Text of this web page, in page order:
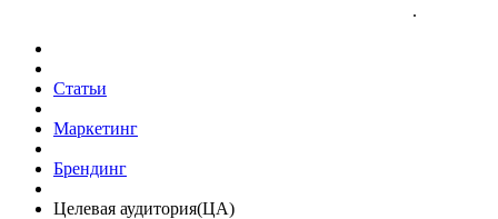
.
Статьи
Маркетинг
Брендинг
Целевая аудитория(ЦА)